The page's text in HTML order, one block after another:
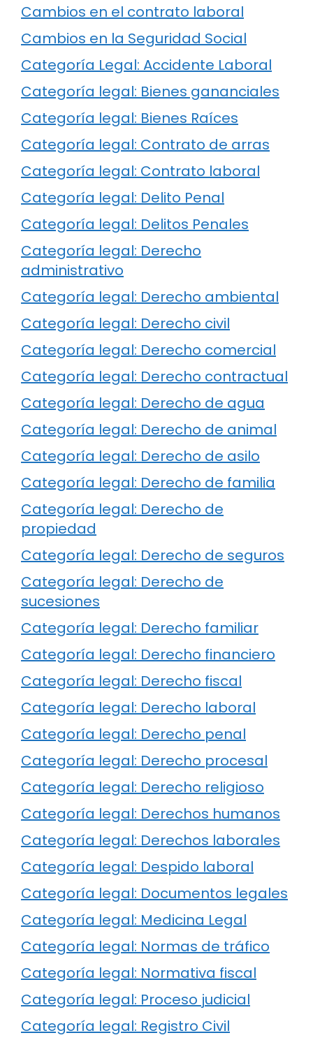
Cambios en el contrato laboral
Cambios en la Seguridad Social
Categoría Legal: Accidente Laboral
Categoría legal: Bienes gananciales
Categoría legal: Bienes Raíces
Categoría legal: Contrato de arras
Categoría legal: Contrato laboral
Categoría legal: Delito Penal
Categoría legal: Delitos Penales
Categoría legal: Derecho
administrativo
Categoría legal: Derecho ambiental
Categoría legal: Derecho civil
Categoría legal: Derecho comercial
Categoría legal: Derecho contractual
Categoría legal: Derecho de agua
Categoría legal: Derecho de animal
Categoría legal: Derecho de asilo
Categoría legal: Derecho de familia
Categoría legal: Derecho de
propiedad
Categoría legal: Derecho de seguros
Categoría legal: Derecho de
sucesiones
Categoría legal: Derecho familiar
Categoría legal: Derecho financiero
Categoría legal: Derecho fiscal
Categoría legal: Derecho laboral
Categoría legal: Derecho penal
Categoría legal: Derecho procesal
Categoría legal: Derecho religioso
Categoría legal: Derechos humanos
Categoría legal: Derechos laborales
Categoría legal: Despido laboral
Categoría legal: Documentos legales
Categoría legal: Medicina Legal
Categoría legal: Normas de tráfico
Categoría legal: Normativa fiscal
Categoría legal: Proceso judicial
Categoría legal: Registro Civil